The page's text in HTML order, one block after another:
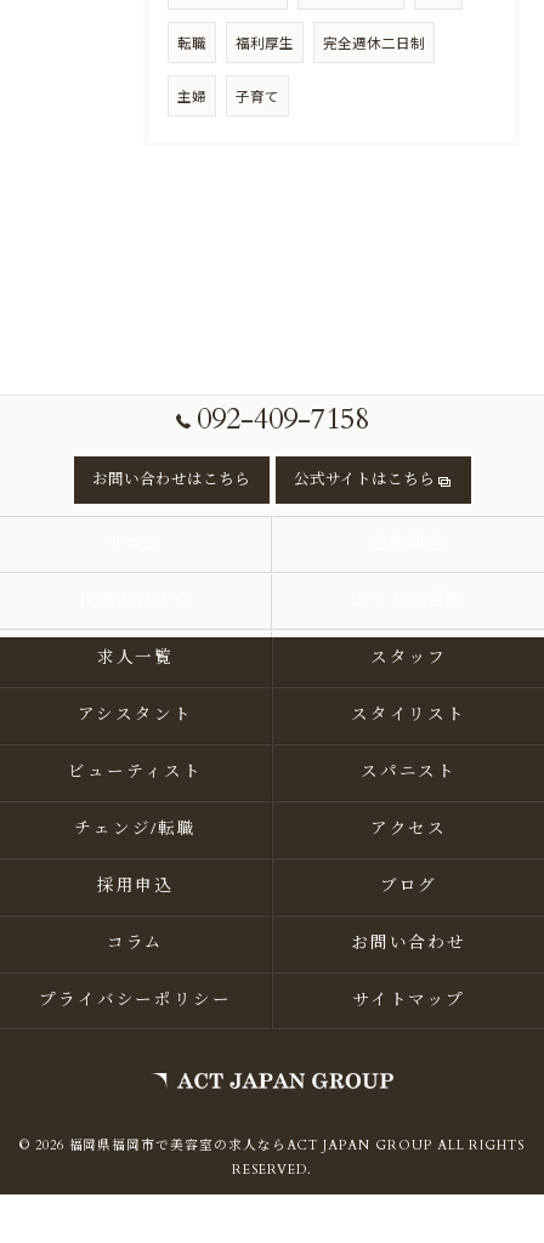
転職 福利厚生 完全週休二日制
主婦 子育て
092-409-7158
お問い合わせはこちら 公式サイトはこちら
求人一覧 スタッフ
アシスタント スタイリスト
ビューティスト スパニスト
チェンジ/転職 アクセス
採用申込 ブログ
コラム お問い合わせ
プライバシーポリシー サイトマップ
© 2026 福岡県福岡市で美容室の求人ならACT JAPAN GROUP ALL RIGHTS
RESERVED.